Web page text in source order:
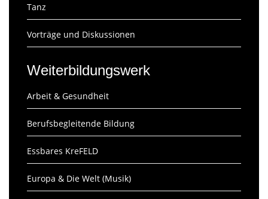
Tanz
Vorträge und Diskussionen
Weiterbildungswerk
Arbeit & Gesundheit
Berufsbegleitende Bildung
Essbares KreFELD
Europa & Die Welt (Musik)